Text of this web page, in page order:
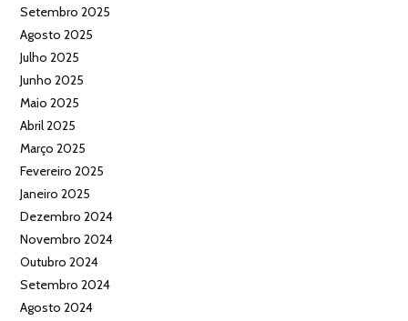
Setembro 2025
Agosto 2025
Julho 2025
Junho 2025
Maio 2025
Abril 2025
Março 2025
Fevereiro 2025
Janeiro 2025
Dezembro 2024
Novembro 2024
Outubro 2024
Setembro 2024
Agosto 2024